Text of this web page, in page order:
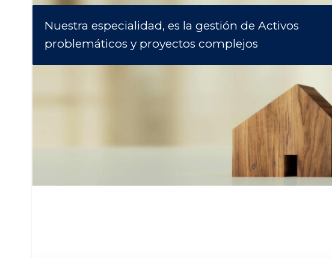
Nuestra especialidad, es la gestión de Activos
problemáticos y proyectos complejos